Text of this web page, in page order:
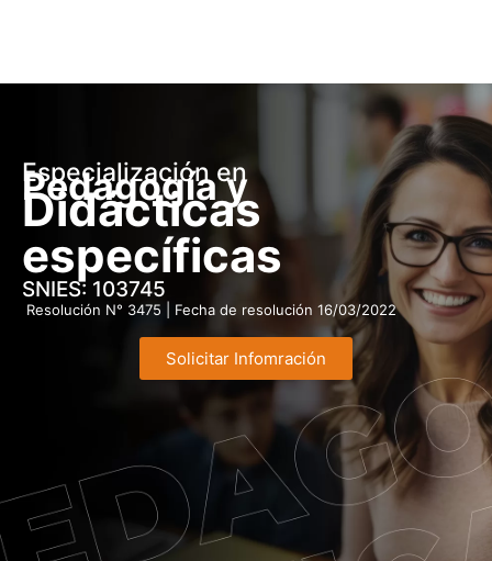
Especialización en
Pedagogía y
Didácticas
específicas
SNIES: 103745
Resolución N° 3475 | Fecha de resolución 16/03/2022
Solicitar Infomración